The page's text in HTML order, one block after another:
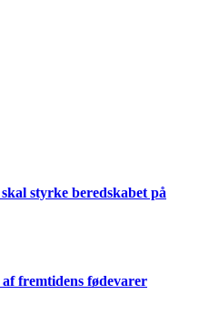
styrke beredskabet på
fremtidens fødevarer